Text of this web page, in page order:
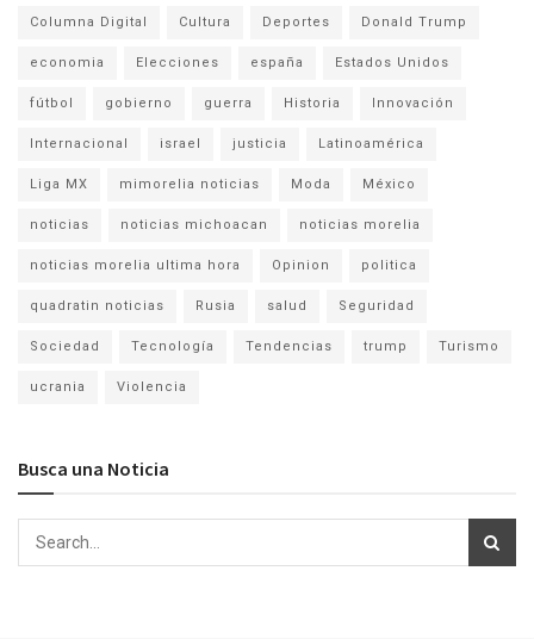
Columna Digital Cultura Deportes Donald Trump
economia Elecciones españa Estados Unidos
fútbol gobierno guerra Historia Innovación
Internacional israel justicia Latinoamérica
Liga MX mimorelia noticias Moda México
noticias noticias michoacan noticias morelia
noticias morelia ultima hora Opinion politica
quadratin noticias Rusia salud Seguridad
Sociedad Tecnología Tendencias trump Turismo
ucrania Violencia
Busca una Noticia